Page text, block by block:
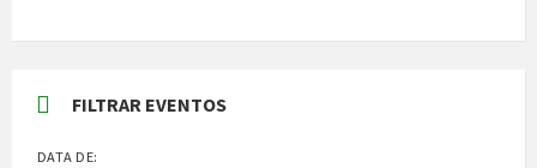
FILTRAR EVENTOS
DATA DE: